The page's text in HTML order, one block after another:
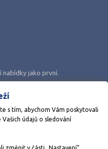
škol
jako první.
s tím, abychom Vám poskytovali
údajů o sledování